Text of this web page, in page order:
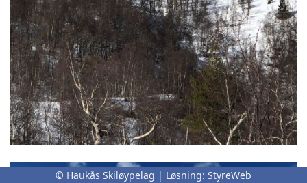
© Haukås Skiløypelag | Løsning: StyreWeb